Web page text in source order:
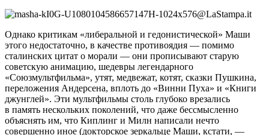
Однако критикам «либеральной и гедонистической» Маши
этого недостаточно, в качестве противоядия — помимо
сталинских цитат о морали — они прописывают старую
советскую анимацию, шедевры легендарного
«Союзмультфильма», утят, медвежат, котят, сказки Пушкина,
переложения Андерсена, вплоть до «Винни Пуха» и «Книги
джунглей». Эти мультфильмы столь глубоко врезались
в память нескольких поколений, что даже бессмысленно
объяснять им, что Киплинг и Милн написали нечто
совершенно иное (докторское зеркальце Маши, кстати, —